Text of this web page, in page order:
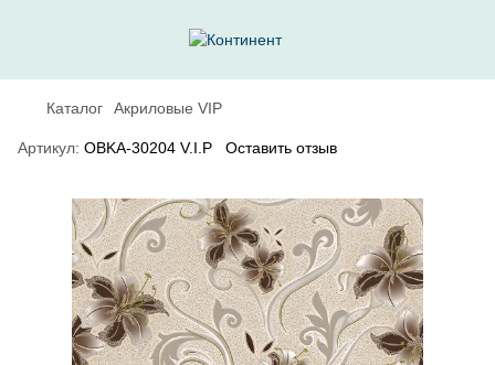
Каталог Акриловые VIP
Артикул: OBKA-30204 V.I.P Оставить отзыв